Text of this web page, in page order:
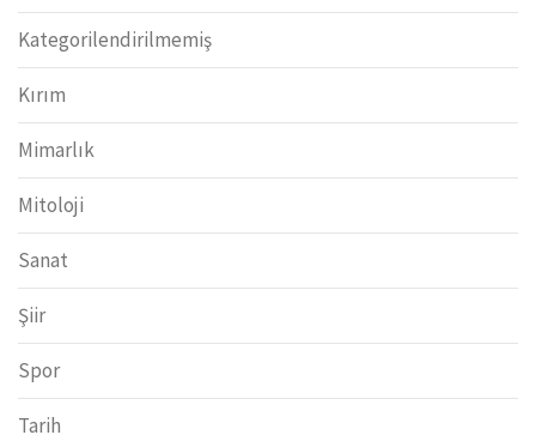
Kategorilendirilmemiş
Kırım
Mimarlık
Mitoloji
Sanat
Şiir
Spor
Tarih